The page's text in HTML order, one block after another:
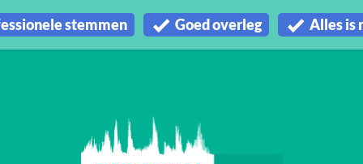
stemmen Goed overleg Alles is